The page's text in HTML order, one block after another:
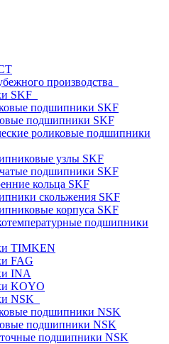
производства
SKF
подшипники SKF
подшипники SKF
роликовые подшипники
узлы SKF
подшипники SKF
кольца SKF
скольжения SKF
корпуса SKF
подшипники
TIMKEN
FAG
INA
KOYO
NSK
подшипники NSK
подшипники NSK
подшипники NSK